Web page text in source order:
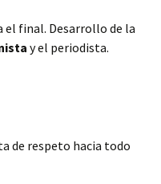
el final. Desarrollo de la
y el periodista.
de respeto hacia todo